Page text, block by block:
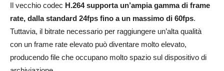
Il vecchio codec H.264 supporta un’ampia gamma di frame
rate, dalla standard 24fps fino a un massimo di 60fps.
Tuttavia, il bitrate necessario per raggiungere un’alta qualità
con un frame rate elevato può diventare molto elevato,
producendo file che occupano molto spazio sul dispositivo di